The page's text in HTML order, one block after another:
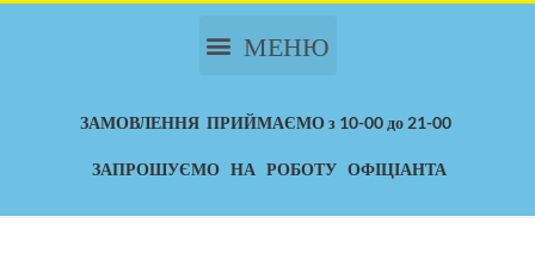
ЗАМОВЛЕННЯ ПРИЙМАЄМО з 10-00 до 21-00
ЗАПРОШУЄМО НА РОБОТУ ОФІЦІАНТА